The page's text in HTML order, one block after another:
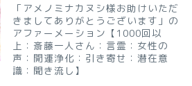
「アメノミナカヌシ様お助けいただ
きましてありがとうございます」の
アファーメーション【1000回以
上：斎藤一人さん：言霊：女性の
声：開運浄化：引き寄せ：潜在意
識：聞き流し】